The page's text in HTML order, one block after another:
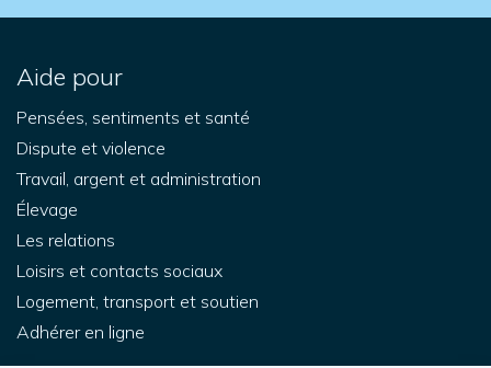
Aide pour
Pensées, sentiments et santé
Dispute et violence
Travail, argent et administration
Élevage
Les relations
Loisirs et contacts sociaux
Logement, transport et soutien
Adhérer en ligne